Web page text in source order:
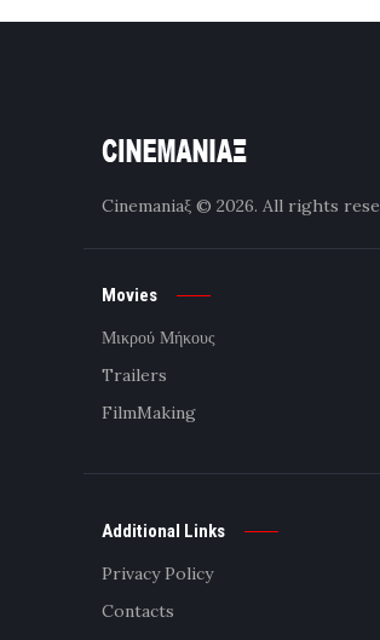
Cinemaniaξ © 2026. All rights
Movies
Μικρού Μήκους
Trailers
FilmMaking
Additional Links
Privacy Policy
Contacts